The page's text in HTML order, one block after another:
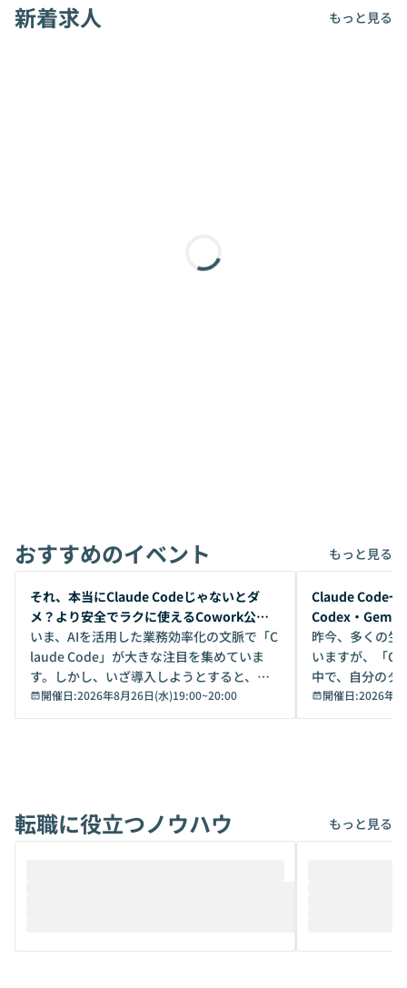
新着求人 もっと見る
おすすめのイベント もっと見る
開催前
それ、本当にClaude Codeじゃないとダ
メ？より安全でラクに使えるCowork公開
デモ
いま、AIを活用した業務効率化の文脈で「C
laude Code」が大きな注目を集めていま
す。しかし、いざ導入しようとすると、セ
キュリティ面の懸念や権限管理のハードル
から、気軽に使えないケースも多いのでは
けでなく、想像以上の範囲まで自動化でき
ることは、まだあまり知られていません。
メルカリでの判断基準をもとに「なぜClau
開催日:2026年8月26日(水)19:00~20:00
開催前
Claude Code一
Codex・
昨今、多くの生
いますが、「
中で、自分のタ
いいのか」を自
か？ 「なんとなく誰かが良いと言っていた
は、評判では
ているAIを選ぶこ
それぞれの本当
開催日:2026年8
転職に役立つノウハウ もっと見る